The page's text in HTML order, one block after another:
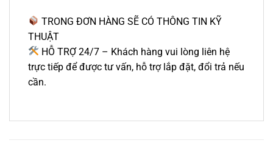
TRONG ĐƠN HÀNG SẼ CÓ THÔNG TIN KỸ
THUẬT
HỖ TRỢ 24/7 – Khách hàng vui lòng liên hệ
trực tiếp để được tư vấn, hỗ trợ lắp đặt, đổi trả nếu
cần.